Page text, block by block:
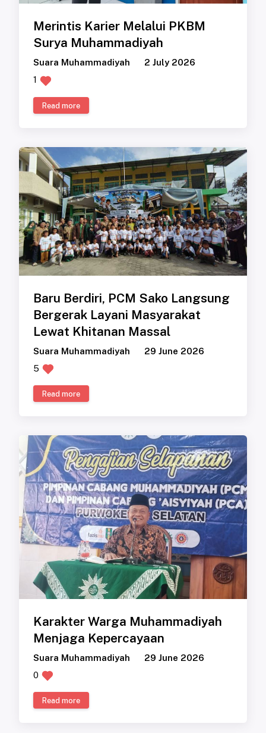
Merintis Karier Melalui PKBM
Surya Muhammadiyah
Suara Muhammadiyah
2 July 2026
1
Read more
Baru Berdiri, PCM Sako Langsung
Bergerak Layani Masyarakat
Lewat Khitanan Massal
Suara Muhammadiyah
29 June 2026
5
Read more
Karakter Warga Muhammadiyah
Menjaga Kepercayaan
Suara Muhammadiyah
29 June 2026
0
Read more